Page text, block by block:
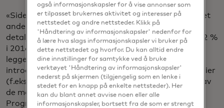
«Siden stiftelsen ble opprettet, har vi mer enn doblet
andelen kontantløse betalinger i antall
detaljhandelsbetalinger i Polen (65 % i 2023 mot 32 %
i 2016), og vi har også doblet akseptnettverket»,
legger Joanna til. "Sammen bidrar vi til å skape og
introdusere innovative markedsverktøy og teknologier
(f.eks. Klikk for å betale), som har gjort Polen til et av
de mest avanserte betalingsmarkedene i Europa.
Programmet har siden blitt utvidet for å betjene
også informasjonskapsler for å vise annonser som
er tilpasset brukernes aktivitet og interesser på
nettstedet og andre nettsteder. Klikk på
'Håndtering av informasjonskapsler' nedenfor for
å lære hva slags informasjonskapsler vi bruker på
dette nettstedet og hvorfor. Du kan alltid endre
dine innstillinger for samtykke ved å bruke
verktøyet 'Håndtering av informasjonskapsler'
nederst på skjermen (tilgjengelig som en lenke i
stedet for en knapp på enkelte nettsteder). Her
kan du blant annet avvise noen eller alle
informasjonskapsler, bortsett fra de som er strengt